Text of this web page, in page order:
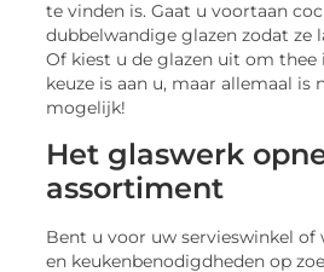
te vinden is. Gaat u voortaan
dubbelwandige glazen zodat ze
Of kiest u de glazen uit om thee
keuze is aan u, maar allemaal is
mogelijk!
Het glaswerk
assortiment
Bent u voor uw servieswinkel
en keukenbenodigdheden op